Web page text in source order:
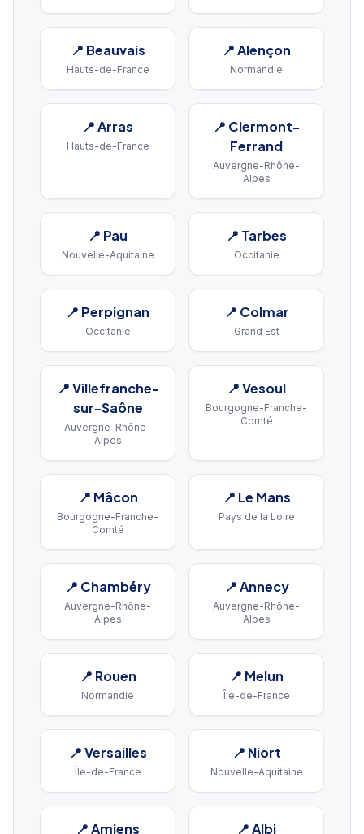
📍 Beauvais
Hauts-de-France
📍Alençon
Normandie
📍Arras
Hauts-de-France
📍 Clermont-
Ferrand
Auvergne-Rhône-
Alpes
📍 Pau
Nouvelle-Aquitaine
📍 Tarbes
Occitanie
📍 Perpignan
Occitanie
📍 Colmar
Grand Est
📍Villefranche-
sur-Saône
Auvergne-Rhône-
Alpes
📍Vesoul
Bourgogne-Franche-
Comté
📍 Mâcon
Bourgogne-Franche-
Comté
📍 Le Mans
Pays de la Loire
📍 Chambéry
Auvergne-Rhône-
Alpes
📍Annecy
Auvergne-Rhône-
Alpes
📍 Rouen
Normandie
📍 Melun
Île-de-France
📍Versailles
Île-de-France
📍 Niort
Nouvelle-Aquitaine
📍Amiens 📍Albi